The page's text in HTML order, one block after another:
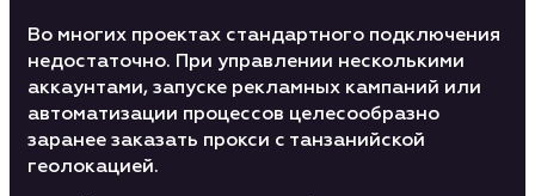
Во многих проектах стандартного подключения
недостаточно. При управлении несколькими
аккаунтами, запуске рекламных кампаний или
автоматизации процессов целесообразно
заранее заказать прокси с танзанийской
геолокацией.